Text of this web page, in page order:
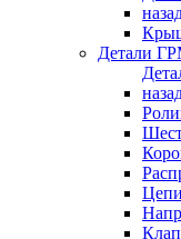
Детали